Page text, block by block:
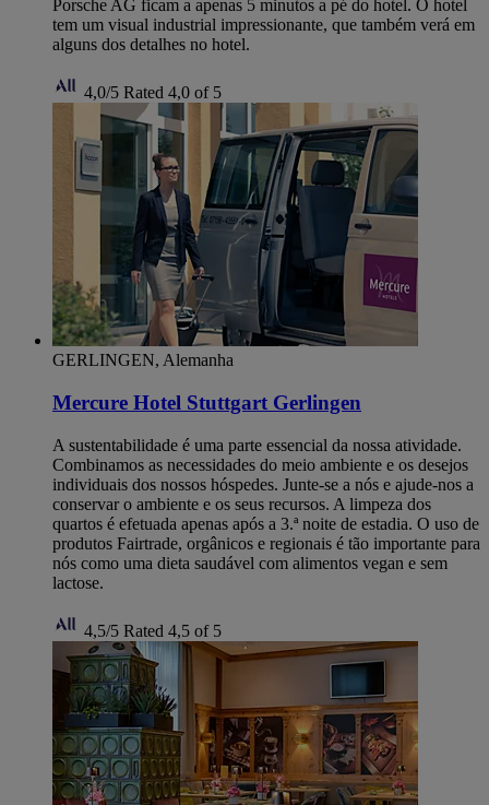
Porsche AG ficam a apenas 5 minutos a pé do hotel. O hotel
tem um visual industrial impressionante, que também verá em
alguns dos detalhes no hotel.
4,0/5 Rated 4,0 of 5
GERLINGEN, Alemanha
Mercure Hotel Stuttgart Gerlingen
A sustentabilidade é uma parte essencial da nossa atividade.
Combinamos as necessidades do meio ambiente e os desejos
individuais dos nossos hóspedes. Junte-se a nós e ajude-nos a
conservar o ambiente e os seus recursos. A limpeza dos
quartos é efetuada apenas após a 3.ª noite de estadia. O uso de
produtos Fairtrade, orgânicos e regionais é tão importante para
nós como uma dieta saudável com alimentos vegan e sem
lactose.
4,5/5 Rated 4,5 of 5